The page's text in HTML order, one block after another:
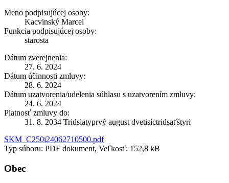
Meno podpisujúcej osoby:
Kacvinský Marcel
Funkcia podpisujúcej osoby:
starosta
Dátum zverejnenia:
27. 6. 2024
Dátum účinnosti zmluvy:
28. 6. 2024
Dátum uzatvorenia/udelenia súhlasu s uzatvorením zmluvy:
24. 6. 2024
Platnosť zmluvy do:
31. 8. 2034 Tridsiatyprvý august dvetisíctridsaťštyri
SKM_C250i24062710500.pdf
Typ súboru: PDF dokument, Veľkosť: 152,8 kB
Obec